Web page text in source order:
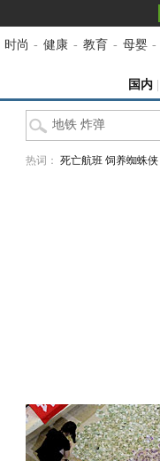
时尚 - 健康 - 教育 - 母婴 -
国内
热词： 死亡航班 饲养蜘蛛侠